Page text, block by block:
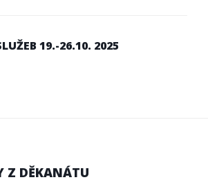
19.-26.10. 2025
Z DĚKANÁTU